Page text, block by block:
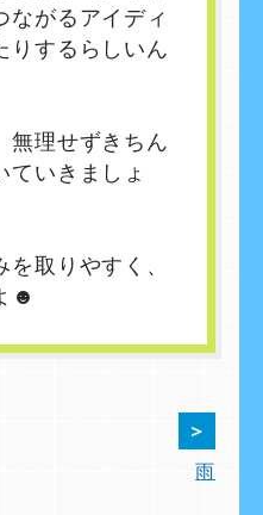
ながるアイディ
りするらしいん
無理せずきちん
ていきましょ
取りやすく、
☻
＞
雨